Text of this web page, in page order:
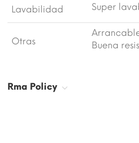
Lavabilidad Super
Otras
Buena
Rma Policy